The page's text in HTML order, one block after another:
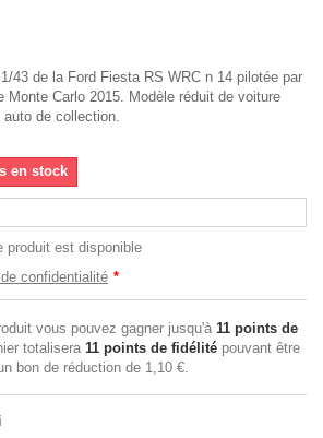
43 de la Ford Fiesta RS WRC n 14 pilotée par
Monte Carlo 2015. Modèle réduit de voiture
de collection.
en stock
produit est disponible
confidentialité *
vous pouvez gagner jusqu'à 11 points de
totalisera 11 points de fidélité pouvant être
bon de réduction de 1,10 €.